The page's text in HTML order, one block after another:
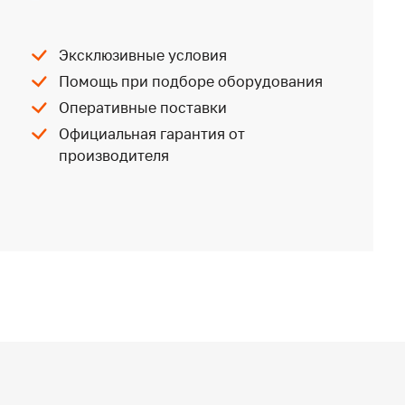
Эксклюзивные условия
Помощь при подборе оборудования
Оперативные поставки
Официальная гарантия от
производителя